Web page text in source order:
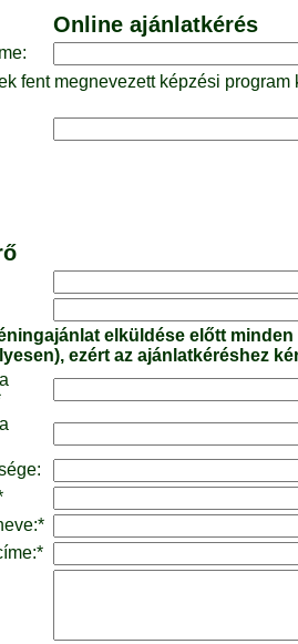
Online ajánlatkérés
fent megnevezett képzési
elküldése előtt
ezért az ajánlatkéréshez